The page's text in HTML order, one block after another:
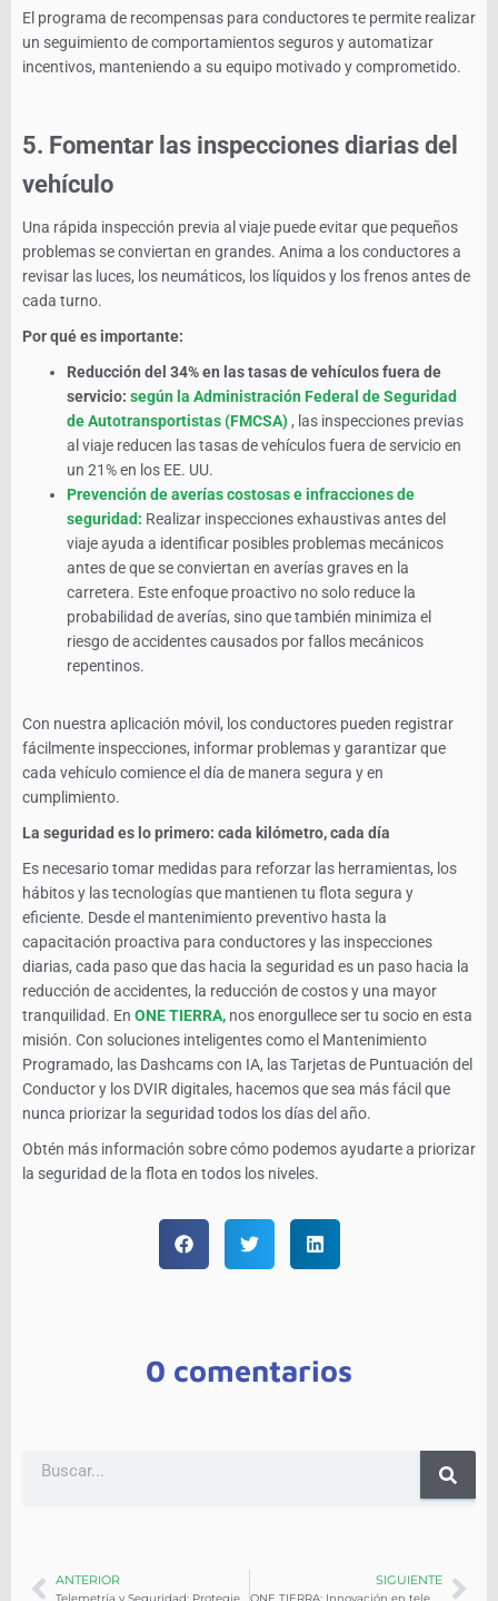
El programa de recompensas para conductoreste permite realizar
un seguimiento de comportamientos seguros y automatizar
incentivos, manteniendo a su equipo motivado y comprometido.
5. Fomentar las inspecciones diarias del
vehículo
Una rápida inspección previa al viaje puede evitar que pequeños
problemas se conviertan en grandes. Anima a los conductores a
revisar las luces, los neumáticos, los líquidos y los frenos antes de
cada turno.
Por qué es importante:
Reducción del 34% en las tasas de vehículos fuera de
servicio: según la Administración Federal de Seguridad
de Autotransportistas (FMCSA) , las inspecciones previas
al viaje reducen las tasas de vehículos fuera de servicio en
un 21% en los EE. UU.
Prevención de averías costosas e infracciones de
seguridad: Realizar inspecciones exhaustivas antes del
viaje ayuda a identificar posibles problemas mecánicos
antes de que se conviertan en averías graves en la
carretera. Este enfoque proactivo no solo reduce la
probabilidad de averías, sino que también minimiza el
riesgo de accidentes causados ​​por fallos mecánicos
repentinos.
Con nuestra aplicación móvil, los conductores pueden registrar
fácilmente inspecciones, informar problemas y garantizar que
cada vehículo comience el día de manera segura y en
cumplimiento.
La seguridad es lo primero: cada kilómetro, cada día
Es necesario tomar medidas para reforzar las herramientas, los
hábitos y las tecnologías que mantienen tu flota segura y
eficiente. Desde el mantenimiento preventivo hasta la
capacitación proactiva para conductores y las inspecciones
diarias, cada paso que das hacia la seguridad es un paso hacia la
reducción de accidentes, la reducción de costos y una mayor
tranquilidad. En ONE TIERRA, nos enorgullece ser tu socio en esta
misión. Con soluciones inteligentes como el Mantenimiento
Programado, las Dashcams con IA, las Tarjetas de Puntuación del
Conductor y los DVIR digitales, hacemos que sea más fácil que
nunca priorizar la seguridad todos los días del año.
Obtén más información sobre cómo podemos ayudarte a priorizar
la seguridad de la flota en todos los niveles.
0 comentarios
ANTERIOR SIGUIENTE
ONE TIERRA: Innovación en telemetría con propósito ecológico, logístico y social